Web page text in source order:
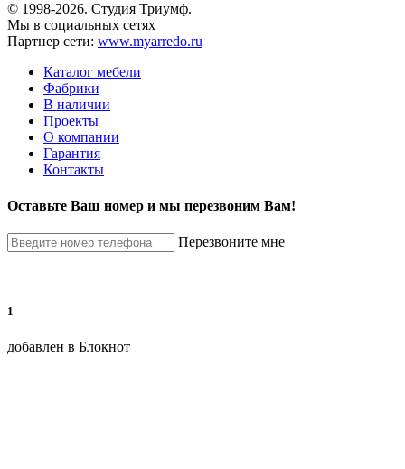
© 1998-2026. Студия Триумф.
Мы в социальных сетях
Партнер сети: www.myarredo.ru
Каталог мебели
Фабрики
В наличии
Проекты
О компании
Гарантия
Контакты
Оставьте Ваш номер и мы перезвоним Вам!
Перезвоните мне
1
добавлен в Блокнот